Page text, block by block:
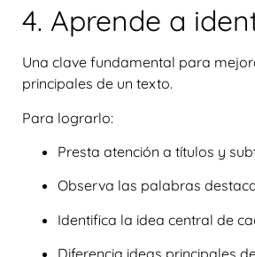
4. Aprende a
Una clave fundamental para
principales de un texto.
Para lograrlo:
Presta atención a títulos y
Observa las palabras
Identifica la idea central de